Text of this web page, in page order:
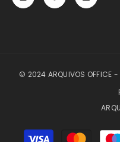
© 2024 ARQUIVOS